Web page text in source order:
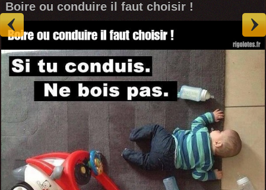
Boire ou conduire il faut choisir !